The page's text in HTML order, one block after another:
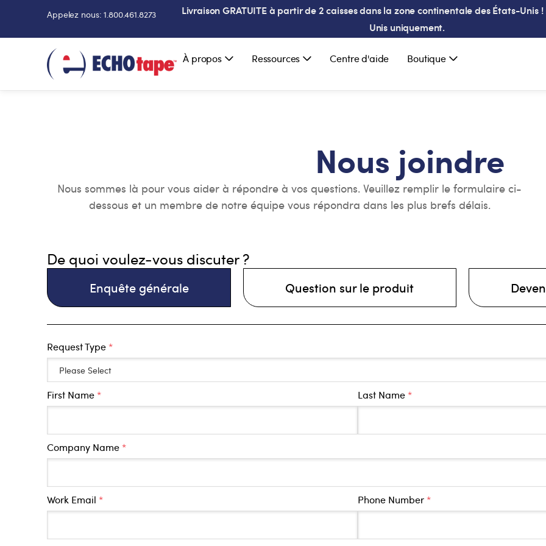
Appelez nous: 1.800.461.8273
Livraison GRATUITE à partir de 2 caisses dans la zone continentale des États-Unis
Unis uniquement.
À propos Ressources Centre d'aide Boutique
Nous joindre
Nous sommes là pour vous aider à répondre à vos questions. Veuillez remplir le formulaire ci-
dessous et un membre de notre équipe vous répondra dans les plus brefs délais.
De quoi voulez-vous discuter ?
Enquête générale Question sur le produit
Request Type*
First Name* Last Name*
Company Name*
Work Email* Phone Number*